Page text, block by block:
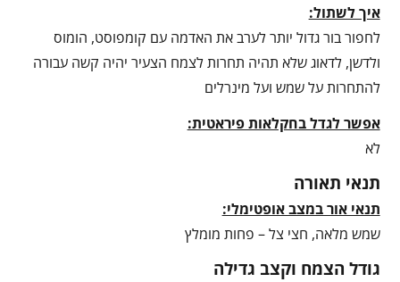
איך לשתול:
לחפור בור גדול יותר לערב את האדמה עם קומפוסט, הומוס
ולדשן, לדאוג שלא תהיה תחרות לצמח הצעיר יהיה קשה עבורה
להתחרות על שמש ועל מינרלים
אפשר לגדל בחקלאות פיראטית:
לא
תנאי תאורה
תנאי אור במצב אופטימלי:
שמש מלאה, חצי צל – פחות מומלץ
גודל הצמח וקצב גדילה